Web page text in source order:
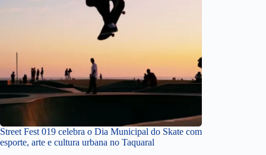
Street Fest 019 celebra o Dia Municipal do Skate com
esporte, arte e cultura urbana no Taquaral